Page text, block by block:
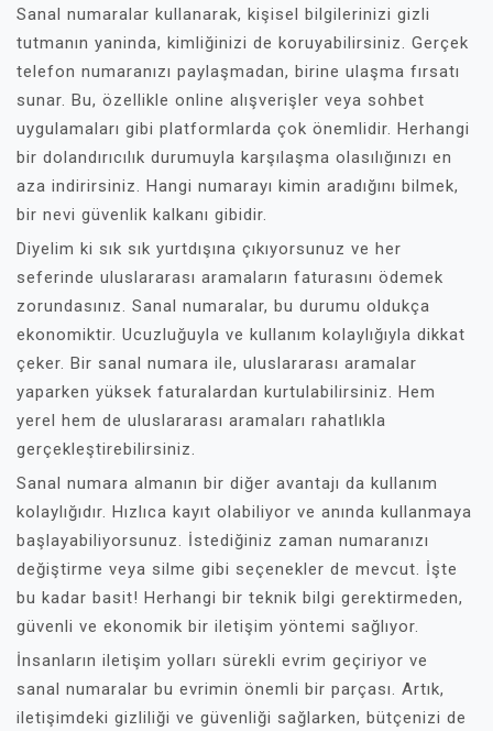
Sanal numaralar kullanarak, kişisel bilgilerinizi gizli
tutmanın yaninda, kimliğinizi de koruyabilirsiniz. Gerçek
telefon numaranızı paylaşmadan, birine ulaşma fırsatı
sunar. Bu, özellikle online alışverişler veya sohbet
uygulamaları gibi platformlarda çok önemlidir. Herhangi
bir dolandırıcılık durumuyla karşılaşma olasılığınızı en
aza indirirsiniz. Hangi numarayı kimin aradığını bilmek,
bir nevi güvenlik kalkanı gibidir.
Diyelim ki sık sık yurtdışına çıkıyorsunuz ve her
seferinde uluslararası aramaların faturasını ödemek
zorundasınız. Sanal numaralar, bu durumu oldukça
ekonomiktir. Ucuzluğuyla ve kullanım kolaylığıyla dikkat
çeker. Bir sanal numara ile, uluslararası aramalar
yaparken yüksek faturalardan kurtulabilirsiniz. Hem
yerel hem de uluslararası aramaları rahatlıkla
gerçekleştirebilirsiniz.
Sanal numara almanın bir diğer avantajı da kullanım
kolaylığıdır. Hızlıca kayıt olabiliyor ve anında kullanmaya
başlayabiliyorsunuz. İstediğiniz zaman numaranızı
değiştirme veya silme gibi seçenekler de mevcut. İşte
bu kadar basit! Herhangi bir teknik bilgi gerektirmeden,
güvenli ve ekonomik bir iletişim yöntemi sağlıyor.
İnsanların iletişim yolları sürekli evrim geçiriyor ve
sanal numaralar bu evrimin önemli bir parçası. Artık,
iletişimdeki gizliliği ve güvenliği sağlarken, bütçenizi de